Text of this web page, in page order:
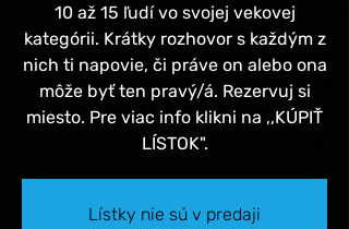
10 až 15 ľudí vo svojej vekovej
kategórii. Krátky rozhovor s každým z
nich ti napovie, či práve on alebo ona
môže byť ten pravý/á. Rezervuj si
miesto. Pre viac info klikni na ,,KÚPIŤ
LÍSTOK".
Lístky nie sú v predaji